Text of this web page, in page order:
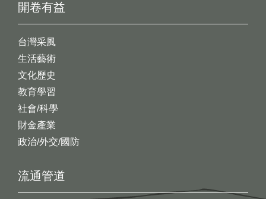
開卷有益
台灣采風
生活藝術
文化歷史
教育學習
社會/科學
財金產業
政治/外交/國防
流通管道